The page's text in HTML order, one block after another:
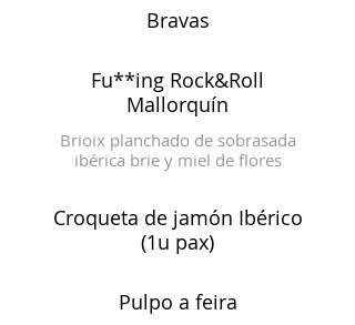
Bravas
Fu**ing Rock&Roll
Mallorquín
Brioix planchado de sobrasada
ibérica brie y miel de flores
Croqueta de jamón Ibérico
(1u pax)
Pulpo a feira